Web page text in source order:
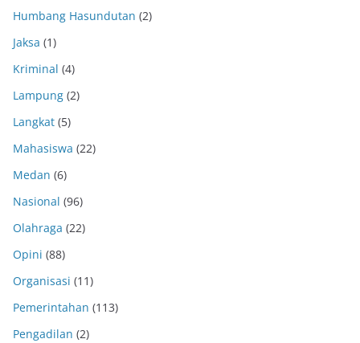
Humbang Hasundutan (2)
Jaksa (1)
Kriminal (4)
Lampung (2)
Langkat (5)
Mahasiswa (22)
Medan (6)
Nasional (96)
Olahraga (22)
Opini (88)
Organisasi (11)
Pemerintahan (113)
Pengadilan (2)